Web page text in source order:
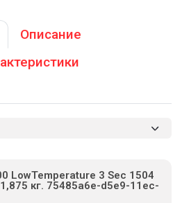
Описание
LowTemperature 3 Sec 1504
кг. 75485a6e-d5e9-11ec-